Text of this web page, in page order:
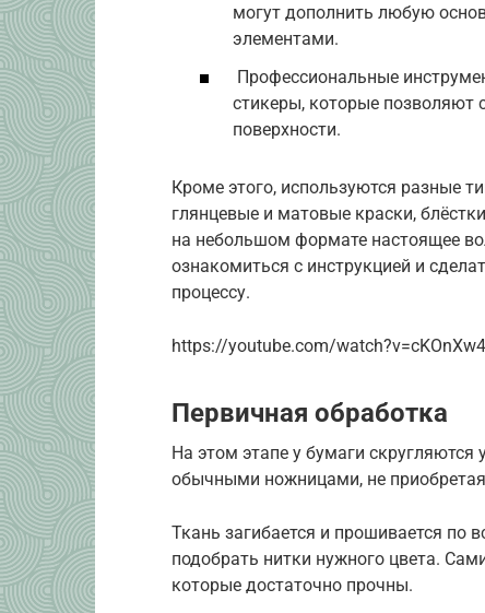
могут дополнить любую
элементами.
Профессиональные
стикеры, которые позволяют
поверхности.
Кроме этого, используются разные
глянцевые и матовые краски,
на небольшом формате настоящее
ознакомиться с инструкцией и
процессу.
https://youtube.com/
Первичная обработка
На этом этапе у бумаги
обычными ножницами, не
Ткань загибается и прошивается по
подобрать нитки нужного цвета.
которые достаточно прочны.